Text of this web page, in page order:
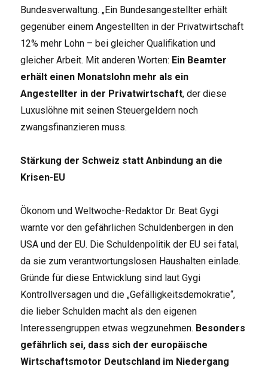
Bundesverwaltung. „Ein Bundesangestellter erhält
gegenüber einem Angestellten in der Privatwirtschaft
12% mehr Lohn – bei gleicher Qualifikation und
gleicher Arbeit. Mit anderen Worten: Ein Beamter
erhält einen Monatslohn mehr als ein
Angestellter in der Privatwirtschaft, der diese
Luxuslöhne mit seinen Steuergeldern noch
zwangsfinanzieren muss.
Stärkung der Schweiz statt Anbindung an die
Krisen-EU
Ökonom und Weltwoche-Redaktor Dr. Beat Gygi
warnte vor den gefährlichen Schuldenbergen in den
USA und der EU. Die Schuldenpolitik der EU sei fatal,
da sie zum verantwortungslosen Haushalten einlade.
Gründe für diese Entwicklung sind laut Gygi
Kontrollversagen und die „Gefälligkeitsdemokratie“,
die lieber Schulden macht als den eigenen
Interessengruppen etwas wegzunehmen. Besonders
gefährlich sei, dass sich der europäische
Wirtschaftsmotor Deutschland im Niedergang